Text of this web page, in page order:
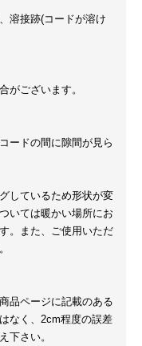
溶接跡(コードが溶け
がございます。
ードの間に隙間が見ら
しているため形状が変
いては暖かい場所にお
。また、ご使用いただ
品ページに記載のある
なく、2cm程度の誤差
下さい。